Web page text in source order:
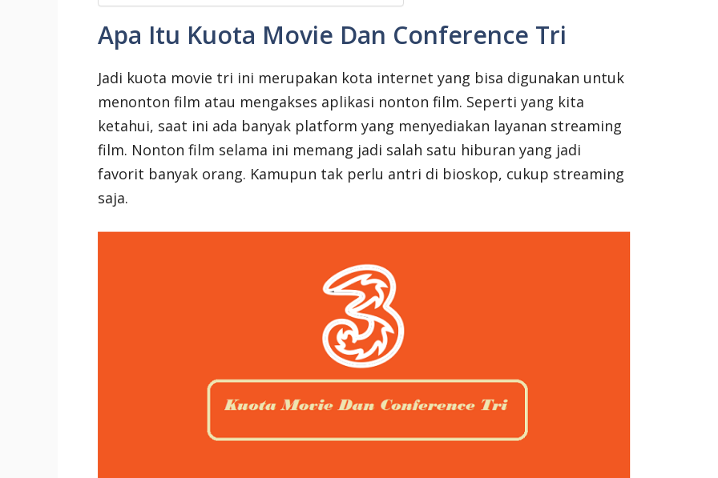
Apa Itu Kuota Movie Dan Conference Tri
Jadi kuota movie tri ini merupakan kota internet yang bisa digunakan untuk
menonton film atau mengakses aplikasi nonton film. Seperti yang kita
ketahui, saat ini ada banyak platform yang menyediakan layanan streaming
film. Nonton film selama ini memang jadi salah satu hiburan yang jadi
favorit banyak orang. Kamupun tak perlu antri di bioskop, cukup streaming
saja.